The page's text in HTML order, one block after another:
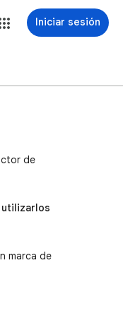
Iniciar sesión
de
utilizarlos
marca de